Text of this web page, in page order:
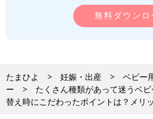
無料ダウンロ
たまひよ 妊娠・出産 ベビー
ー
たくさん種類があって迷うベ
替え時にこだわったポイントは？メリ